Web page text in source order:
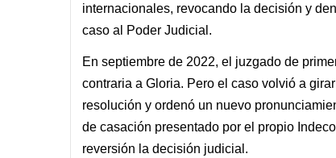
internacionales, revocando la decisión y
caso al Poder Judicial.
En septiembre de 2022, el juzgado de
contraria a Gloria. Pero el caso volvió a
resolución y ordenó un nuevo
de casación presentado por el propio
reversión la decisión judicial.